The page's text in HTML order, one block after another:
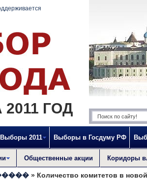
ГОД
Выборы 2011 Выборы в Госдуму РФ
Общественные акции Коридоры
» Количество комитетов в